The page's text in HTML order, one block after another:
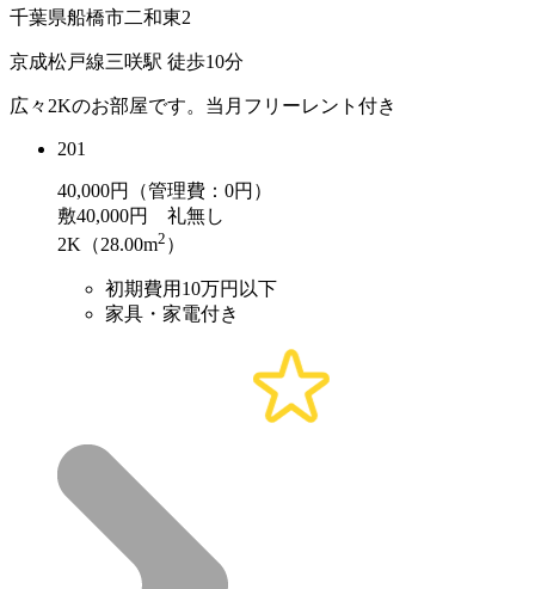
千葉県船橋市二和東2
京成松戸線三咲駅 徒歩10分
広々2Kのお部屋です。当月フリーレント付き
201
40,000円（管理費：0円）
敷40,000円 礼無し
2K（28.00m2 ）
初期費用10万円以下
家具・家電付き